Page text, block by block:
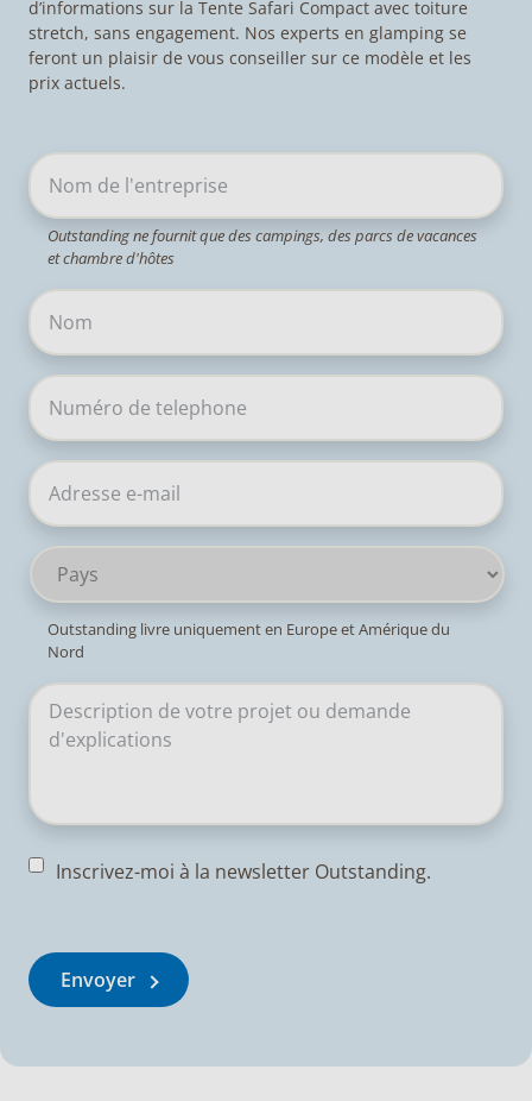
d’informations sur la Tente Safari Compact avec toiture
stretch, sans engagement. Nos experts en glamping se
feront un plaisir de vous conseiller sur ce modèle et les
prix actuels.
Outstanding ne fournit que des campings, des parcs de vacances
et chambre d'hôtes
Outstanding livre uniquement en Europe et Amérique du
Nord
Inscrivez-moi à la newsletter Outstanding.
Envoyer